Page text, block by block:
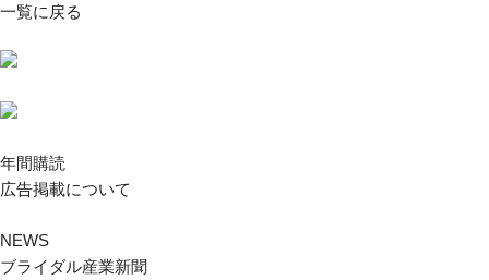
一覧に戻る
年間購読
広告掲載について
NEWS
ブライダル産業新聞